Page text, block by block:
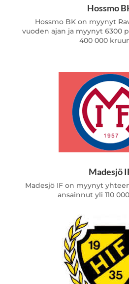
Hossmo
Hossmo BK on myynyt
vuoden ajan ja myynyt 6300
400 000
Madesjö
Madesjö IF on myynyt
ansainnut yli 110